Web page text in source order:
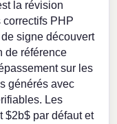
la révision
PHP
signe découvert
de référence
sur les
générés avec
Les
$2b$ par défaut et